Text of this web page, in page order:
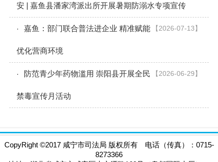
安 | 嘉鱼县潘家湾派出所开展暑期防溺水专项宣传
【2026-07-13】
· 嘉鱼：部门联合普法进企业 精准赋能
优化营商环境
【2026-06-29】
· 防范青少年药物滥用 崇阳县开展全民
禁毒宣传月活动
CopyRight ©2017 咸宁市司法局 版权所有 电话（传真）：0715-
8273366